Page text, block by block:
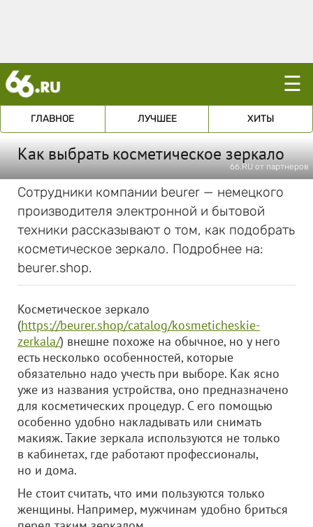
☰
ГЛАВНОЕ ЛУЧШЕЕ ХИТЫ
Как выбрать косметическое зеркало
66.RU от партнеров
Сотрудники компании beurer — немецкого
производителя электронной и бытовой
техники рассказывают о том, как подобрать
косметическое зеркало. Подробнее на:
beurer.shop.
Косметическое зеркало
(https://beurer.shop/catalog/kosmeticheskie-
zerkala/) внешне похоже на обычное, но у него
есть несколько особенностей, которые
обязательно надо учесть при выборе. Как ясно
уже из названия устройства, оно предназначено
для косметических процедур. С его помощью
особенно удобно накладывать или снимать
макияж. Такие зеркала используются не только
в кабинетах, где работают профессионалы,
но и дома.
Не стоит считать, что ими пользуются только
женщины. Например, мужчинам удобно бриться